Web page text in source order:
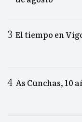
El tiempo en
As Cunchas, 10